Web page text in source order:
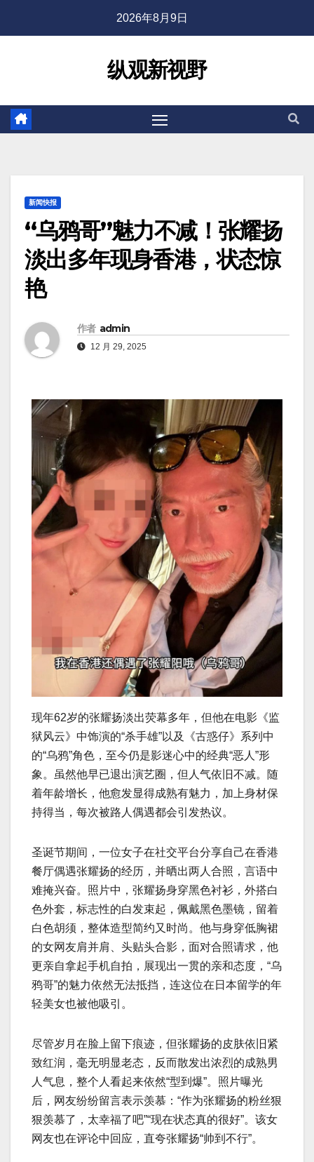
2026年8月9日
纵观新视野
新闻快报
“乌鸦哥”魅力不减！张耀扬
淡出多年现身香港，状态惊
艳
作者 admin
12 月 29, 2025
现年62岁的张耀扬淡出荧幕多年，但他在电影《监
狱风云》中饰演的“杀手雄”以及《古惑仔》系列中
的“乌鸦”角色，至今仍是影迷心中的经典“恶人”形
象。虽然他早已退出演艺圈，但人气依旧不减。随
着年龄增长，他愈发显得成熟有魅力，加上身材保
持得当，每次被路人偶遇都会引发热议。
圣诞节期间，一位女子在社交平台分享自己在香港
餐厅偶遇张耀扬的经历，并晒出两人合照，言语中
难掩兴奋。照片中，张耀扬身穿黑色衬衫，外搭白
色外套，标志性的白发束起，佩戴黑色墨镜，留着
白色胡须，整体造型简约又时尚。他与身穿低胸裙
的女网友肩并肩、头贴头合影，面对合照请求，他
更亲自拿起手机自拍，展现出一贯的亲和态度，“乌
鸦哥”的魅力依然无法抵挡，连这位在日本留学的年
轻美女也被他吸引。
尽管岁月在脸上留下痕迹，但张耀扬的皮肤依旧紧
致红润，毫无明显老态，反而散发出浓烈的成熟男
人气息，整个人看起来依然“型到爆”。照片曝光
后，网友纷纷留言表示羡慕：“作为张耀扬的粉丝狠
狠羡慕了，太幸福了吧”“现在状态真的很好”。该女
网友也在评论中回应，直夸张耀扬“帅到不行”。